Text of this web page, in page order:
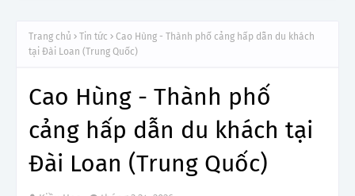
Trang chủ Tin tức
Cao Hùng - Thành phố cảng hấp dẫn du khách
tại Đài Loan (Trung Quốc)
Cao Hùng - Thành phố
cảng hấp dẫn du khách tại
Đài Loan (Trung Quốc)